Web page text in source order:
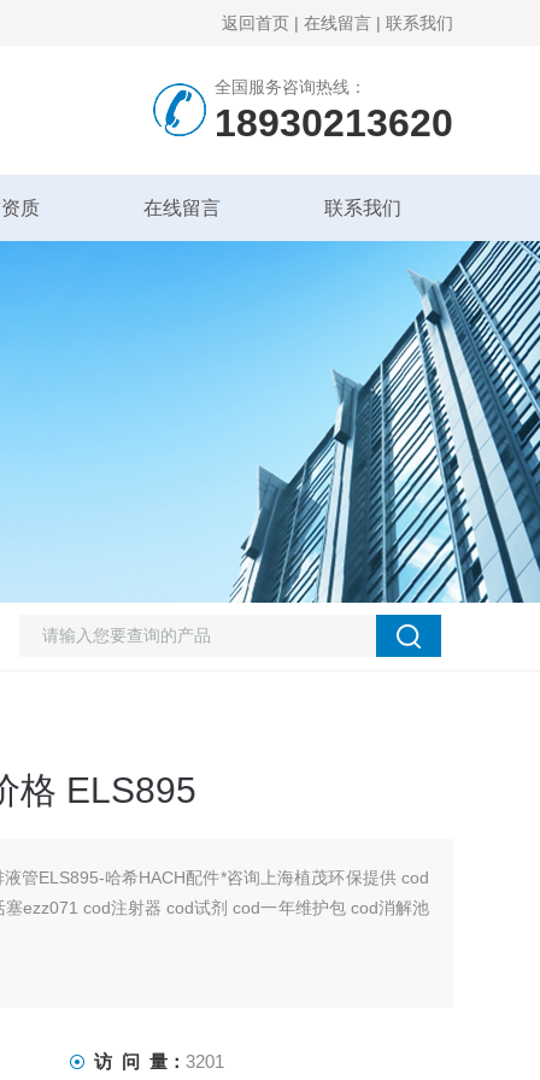
返回首页 | 在线留言 | 联系我们
全国服务咨询热线：
18930213620
质 在线留言 联系我们
格 ELS895
管ELS895-哈希HACH配件*咨询上海植茂环保提供 cod
ezz071 cod注射器 cod试剂 cod一年维护包 cod消解池
访 问 量： 3201